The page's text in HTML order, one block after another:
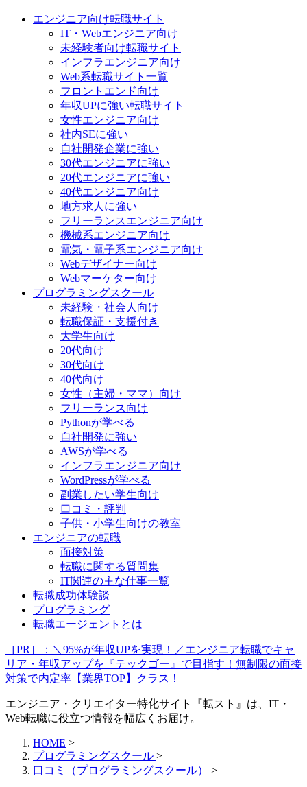
エンジニア向け転職サイト
IT・Webエンジニア向け
未経験者向け転職サイト
インフラエンジニア向け
Web系転職サイト一覧
フロントエンド向け
年収UPに強い転職サイト
女性エンジニア向け
社内SEに強い
自社開発企業に強い
30代エンジニアに強い
20代エンジニアに強い
40代エンジニア向け
地方求人に強い
フリーランスエンジニア向け
機械系エンジニア向け
電気・電子系エンジニア向け
Webデザイナー向け
Webマーケター向け
プログラミングスクール
未経験・社会人向け
転職保証・支援付き
大学生向け
20代向け
30代向け
40代向け
女性（主婦・ママ）向け
フリーランス向け
Pythonが学べる
自社開発に強い
AWSが学べる
インフラエンジニア向け
WordPressが学べる
副業したい学生向け
口コミ・評判
子供・小学生向けの教室
エンジニアの転職
面接対策
転職に関する質問集
IT関連の主な仕事一覧
転職成功体験談
プログラミング
転職エージェントとは
［PR］：＼95%が年収UPを実現！／エンジニア転職でキャ
リア・年収アップを『テックゴー』で目指す！無制限の面接
対策で内定率【業界TOP】クラス！
エンジニア・クリエイター特化サイト『転スト』は、IT・
Web転職に役立つ情報を幅広くお届け。
HOME >
プログラミングスクール >
口コミ（プログラミングスクール）
>